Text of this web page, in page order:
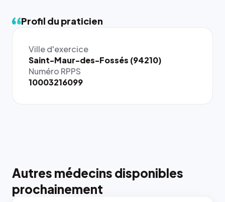
Profil du praticien
Ville d'exercice
Saint-Maur-des-Fossés (94210)
Numéro RPPS
10003216099
Autres médecins disponibles
prochainement